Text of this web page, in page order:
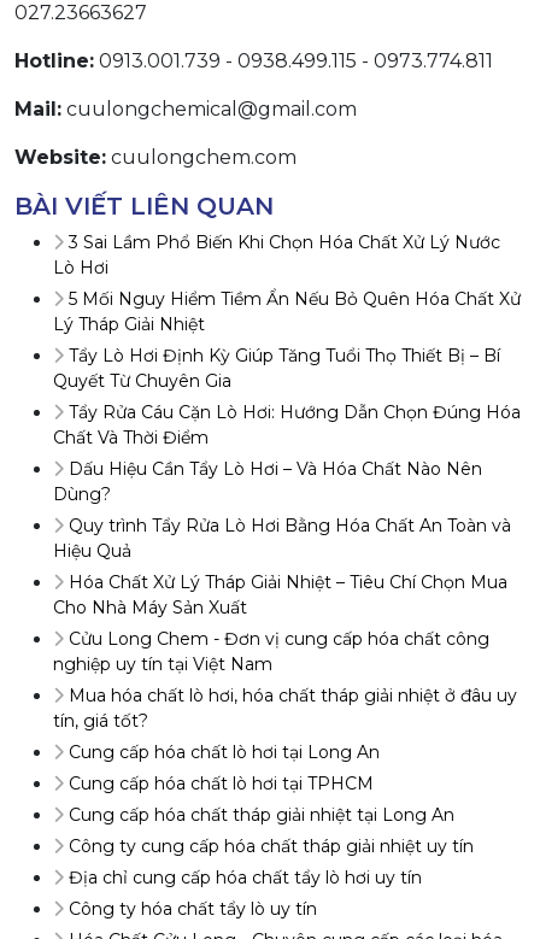
027.23663627
Hotline: 0913.001.739 - 0938.499.115 - 0973.774.811
Mail: cuulongchemical@gmail.com
Website: cuulongchem.com
BÀI VIẾT LIÊN QUAN
3 Sai Lầm Phổ Biến Khi Chọn Hóa Chất Xử Lý Nước
Lò Hơi
5 Mối Nguy Hiểm Tiềm Ẩn Nếu Bỏ Quên Hóa Chất Xử
Lý Tháp Giải Nhiệt
Tẩy Lò Hơi Định Kỳ Giúp Tăng Tuổi Thọ Thiết Bị – Bí
Quyết Từ Chuyên Gia
Tẩy Rửa Cáu Cặn Lò Hơi: Hướng Dẫn Chọn Đúng Hóa
Chất Và Thời Điểm
Dấu Hiệu Cần Tẩy Lò Hơi – Và Hóa Chất Nào Nên
Dùng?
Quy trình Tẩy Rửa Lò Hơi Bằng Hóa Chất An Toàn và
Hiệu Quả
Hóa Chất Xử Lý Tháp Giải Nhiệt – Tiêu Chí Chọn Mua
Cho Nhà Máy Sản Xuất
Cửu Long Chem - Đơn vị cung cấp hóa chất công
nghiệp uy tín tại Việt Nam
Mua hóa chất lò hơi, hóa chất tháp giải nhiệt ở đâu uy
tín, giá tốt?
Cung cấp hóa chất lò hơi tại Long An
Cung cấp hóa chất lò hơi tại TPHCM
Cung cấp hóa chất tháp giải nhiệt tại Long An
Công ty cung cấp hóa chất tháp giải nhiệt uy tín
Địa chỉ cung cấp hóa chất tẩy lò hơi uy tín
Công ty hóa chất tẩy lò uy tín